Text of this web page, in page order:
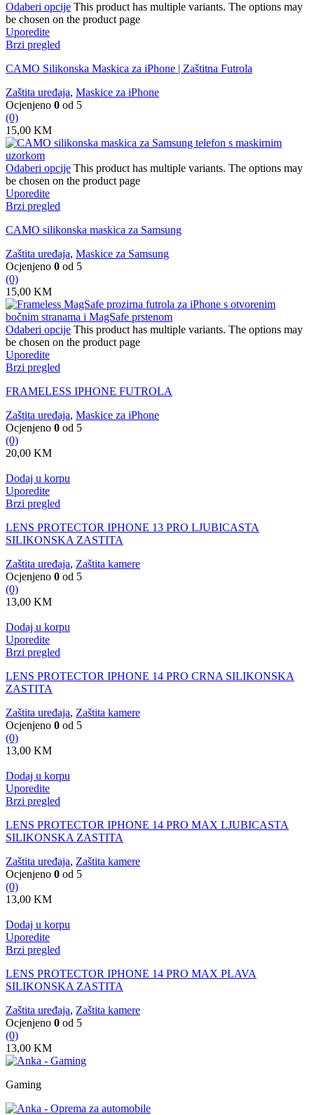
Odaberi opcije This product has multiple variants. The options may
be chosen on the product page
Uporedite
Brzi pregled
CAMO Silikonska Maskica za iPhone | Zaštitna Futrola
Zaštita uređaja, Maskice za iPhone
Ocjenjeno 0 od 5
(0)
15,00 KM
Odaberi opcije This product has multiple variants. The options may
be chosen on the product page
Uporedite
Brzi pregled
CAMO silikonska maskica za Samsung
Zaštita uređaja, Maskice za Samsung
Ocjenjeno 0 od 5
(0)
15,00 KM
Odaberi opcije This product has multiple variants. The options may
be chosen on the product page
Uporedite
Brzi pregled
FRAMELESS IPHONE FUTROLA
Zaštita uređaja, Maskice za iPhone
Ocjenjeno 0 od 5
(0)
20,00 KM
Dodaj u korpu
Uporedite
Brzi pregled
LENS PROTECTOR IPHONE 13 PRO LJUBICASTA
SILIKONSKA ZASTITA
Zaštita uređaja, Zaštita kamere
Ocjenjeno 0 od 5
(0)
13,00 KM
Dodaj u korpu
Uporedite
Brzi pregled
LENS PROTECTOR IPHONE 14 PRO CRNA SILIKONSKA
ZASTITA
Zaštita uređaja, Zaštita kamere
Ocjenjeno 0 od 5
(0)
13,00 KM
Dodaj u korpu
Uporedite
Brzi pregled
LENS PROTECTOR IPHONE 14 PRO MAX LJUBICASTA
SILIKONSKA ZASTITA
Zaštita uređaja, Zaštita kamere
Ocjenjeno 0 od 5
(0)
13,00 KM
Dodaj u korpu
Uporedite
Brzi pregled
LENS PROTECTOR IPHONE 14 PRO MAX PLAVA
SILIKONSKA ZASTITA
Zaštita uređaja, Zaštita kamere
Ocjenjeno 0 od 5
(0)
13,00 KM
Gaming